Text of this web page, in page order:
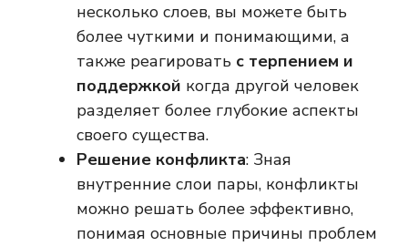
несколько слоев, вы можете быть
более чуткими и понимающими, а
также реагировать с терпением и
поддержкой когда другой человек
разделяет более глубокие аспекты
своего существа.
Решение конфликта: Зная
внутренние слои пары, конфликты
можно решать более эффективно,
понимая основные причины проблем